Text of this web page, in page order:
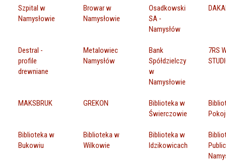
Szpital w
Namysłowie
Browar w
Namysłowie
Osadkowski
SA -
Namysłów
Destral -
profile
drewniane
Metalowiec
Namysłów
Bank
Spółdzielczy
w
Namysłowie
7RS
MAKSBRUK GREKON
Biblioteka w
Świerczowie
Biblioteka w
Bukowiu
Biblioteka w
Wilkowie
Biblioteka w
Idzikowicach